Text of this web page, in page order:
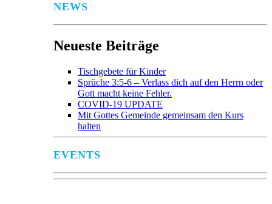
NEWS
Neueste Beiträge
Tischgebete für Kinder
Sprüche 3:5-6 – Verlass dich auf den Herrn oder
Gott macht keine Fehler.
COVID-19 UPDATE
Mit Gottes Gemeinde gemeinsam den Kurs
halten
EVENTS